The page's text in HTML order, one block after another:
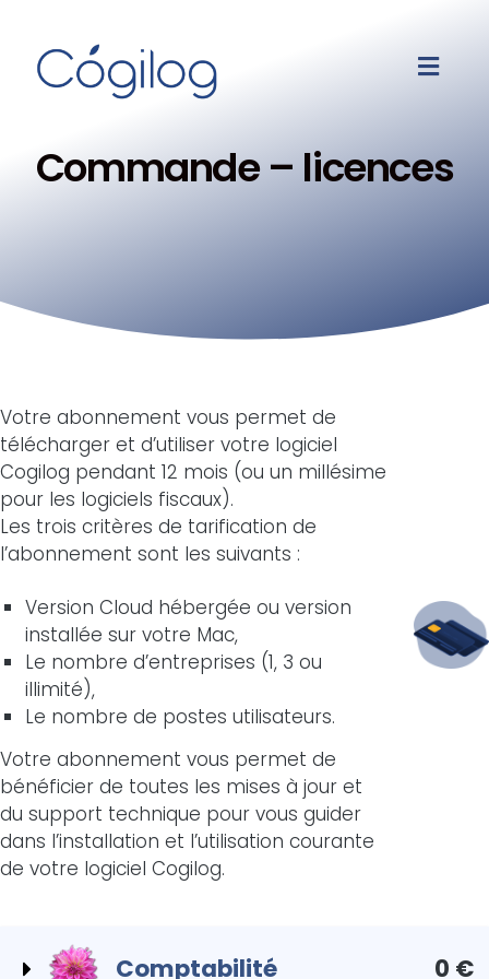
Commande – licences
Votre abonnement vous permet de
télécharger et d’utiliser votre logiciel
Cogilog pendant 12 mois (ou un millésime
pour les logiciels fiscaux).
Les trois critères de tarification de
l’abonnement sont les suivants :
Version Cloud hébergée ou version
installée sur votre Mac,
Le nombre d’entreprises (1, 3 ou
illimité),
Le nombre de postes utilisateurs.
Votre abonnement vous permet de
bénéficier de toutes les mises à jour et
du support technique pour vous guider
dans l’installation et l’utilisation courante
de votre logiciel Cogilog.
Comptabilité 0 €